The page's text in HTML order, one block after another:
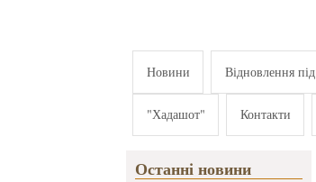
Новини Відновлення
"Хадашот" Контакти
Останні новини